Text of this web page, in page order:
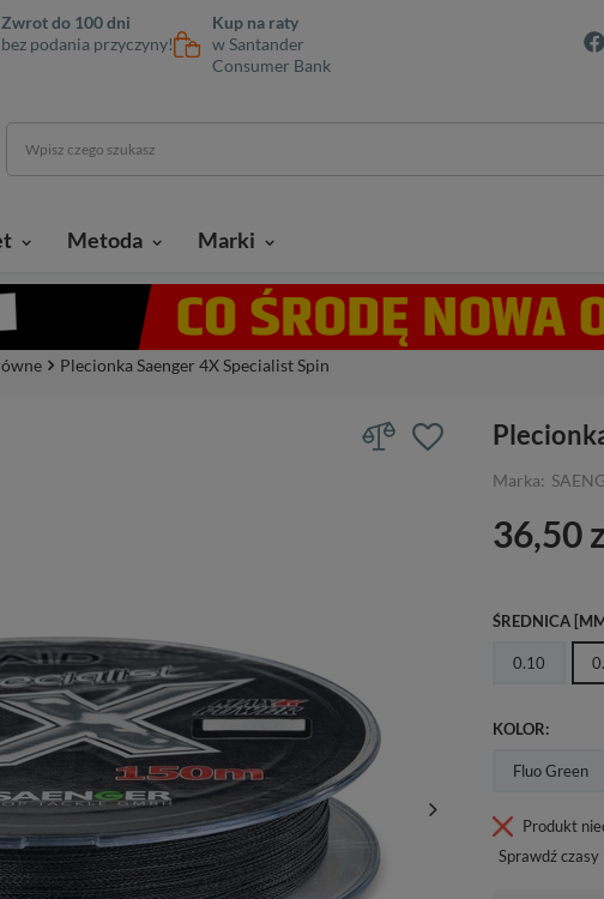
Zwrot do 100 dni
bez podania przyczyny!
Kup na raty
w Santander
Consumer Bank
Metoda Marki
Plecionka Saenger 4X Specialist Spin
Marka:
36,50
ŚREDNICA
0.10
KOLOR
Fluo Green
Produkt
Sprawdź